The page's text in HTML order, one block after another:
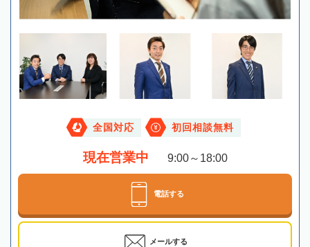
全国対応 初回相談無料
現在営業中 9:00～18:00
電話する
メールする